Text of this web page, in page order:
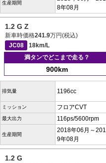
生産期間
8年08月
1.2 G Z
新車時価格241.9万円(税込)
JC08
18km/L
満タンでどこまで走る？
900km
排気量 1196cc
ミッション フロアCVT
最大出力 116ps/5600rpm
生産期間
2018年06月～201
9年08月
1.2 G